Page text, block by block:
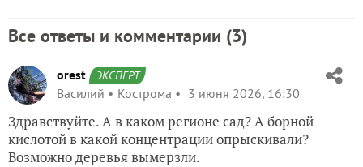
Все ответы и комментарии (3)
orest ЭКСПЕРТ
Василий Кострома 3 июня 2026, 16:30
Здравствуйте. А в каком регионе сад? А борной
кислотой в какой концентрации опрыскивали?
Возможно деревья вымерзли.